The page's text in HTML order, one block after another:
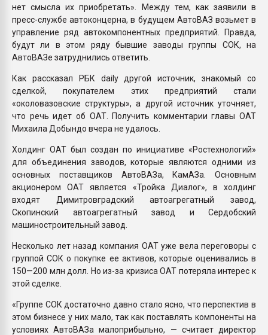
нет смысла их приобретать». Между тем, как заявили в
пресс-службе автоконцерна, в будущем АвтоВАЗ возьмет в
управление ряд автокомпонентных предприятий. Правда,
будут ли в этом ряду бывшие заводы группы СОК, на
АвтоВАЗе затруднились ответить.
Как рассказал РБК daily другой источник, знакомый со
сделкой, покупателем этих предприятий стали
«околовазовские структуры», а другой источник уточняет,
что речь идет об ОАТ. Получить комментарии главы ОАТ
Михаила Добындо вчера не удалось.
Холдинг ОАТ был создан по инициативе «Ростехнологий»
для объединения заводов, которые являются одними из
основных поставщиков АвтоВАЗа, КамАЗа. Основным
акционером ОАТ является «Тройка Диалог», в холдинг
входят Димитровградский автоагрегатный завод,
Скопинский автоагрегатный завод и Сердобский
машиностроительный завод.
Несколько лет назад компания ОАТ уже вела переговоры с
группой СОК о покупке ее активов, которые оценивались в
150—200 млн долл. Но из-за кризиса ОАТ потеряла интерес к
этой сделке.
«Группе СОК достаточно давно стало ясно, что перспектив в
этом бизнесе у них мало, так как по­ставлять компоненты на
условиях АвтоВАЗа малоприбыльно, — считает директор